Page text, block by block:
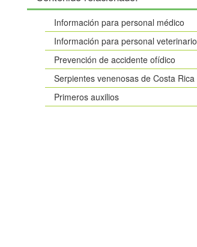
Información para personal médico
Información para personal veterinario
Prevención de accidente ofídico
Serpientes venenosas de Costa Rica
Primeros auxilios